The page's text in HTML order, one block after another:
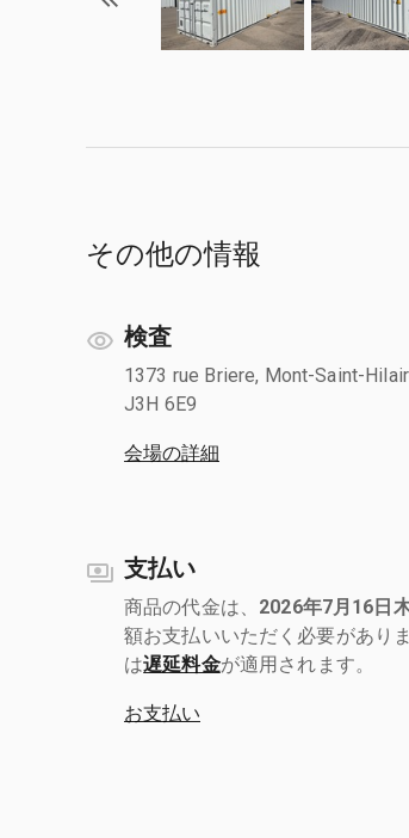
その他の情報
検査
1373 rue Briere, Mont-Saint-
J3H 6E9
会場の詳細
支払い
商品の代金は、 2026年7月16日
額お支払いいただく必要があり
は遅延料金が適用されます。
お支払い